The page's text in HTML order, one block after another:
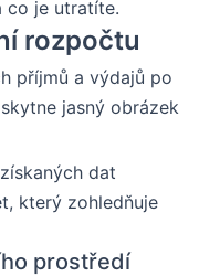
co je utratíte.
rozpočtu
příjmů a výdajů po
jasný obrázek
dat
který zohledňuje
prostředí